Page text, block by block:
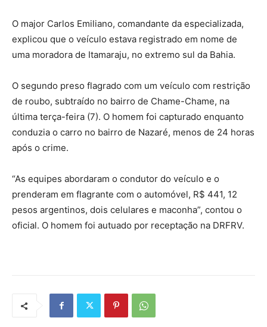
O major Carlos Emiliano, comandante da especializada,
explicou que o veículo estava registrado em nome de
uma moradora de Itamaraju, no extremo sul da Bahia.
O segundo preso flagrado com um veículo com restrição
de roubo, subtraído no bairro de Chame-Chame, na
última terça-feira (7). O homem foi capturado enquanto
conduzia o carro no bairro de Nazaré, menos de 24 horas
após o crime.
“As equipes abordaram o condutor do veículo e o
prenderam em flagrante com o automóvel, R$ 441, 12
pesos argentinos, dois celulares e maconha”, contou o
oficial. O homem foi autuado por receptação na DRFRV.